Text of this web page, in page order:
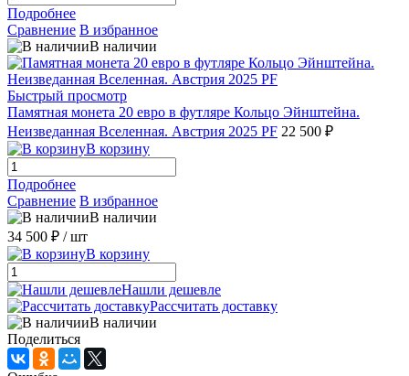
Подробнее
Сравнение В избранное
В наличии
Быстрый просмотр
Памятная монета 20 евро в футляре Кольцо Эйнштейна.
Неизведанная Вселенная. Австрия 2025 PF 22 500 ₽
В корзину
Подробнее
Сравнение В избранное
В наличии
34 500 ₽ / шт
В корзину
Нашли дешевле
Рассчитать доставку
В наличии
Поделиться